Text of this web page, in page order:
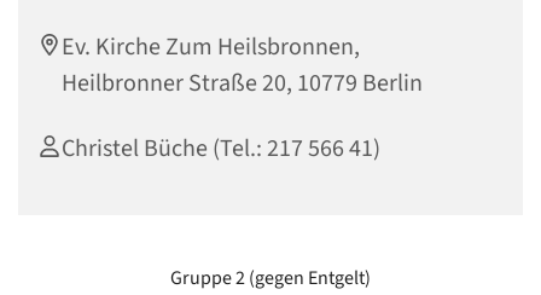
Ev. Kirche Zum Heilsbronnen,
Heilbronner Straße 20, 10779 Berlin
Christel Büche (Tel.: 217 566 41)
Gruppe 2 (gegen Entgelt)